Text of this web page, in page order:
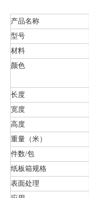
产品名称
型号
材料
颜色
长度
宽度
高度
重量（米）
件数/包
纸板箱规格
表面处理